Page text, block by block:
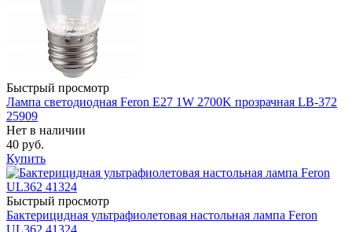
Быстрый просмотр
Лампа светодиодная Feron E27 1W 2700K прозрачная LB-372
25909
Нет в наличии
40 руб.
Купить
Быстрый просмотр
Бактерицидная ультрафиолетовая настольная лампа Feron